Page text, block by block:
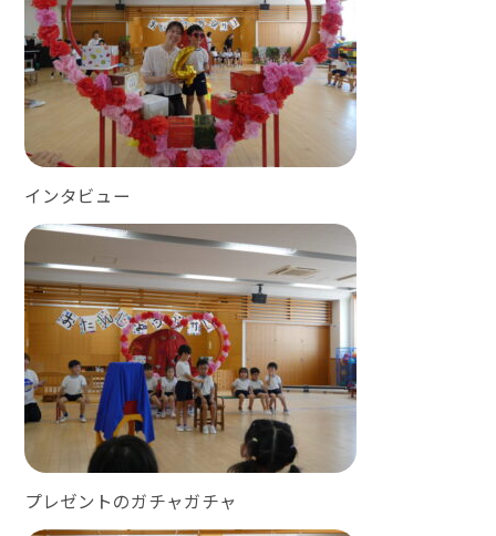
インタビュー
プレゼントのガチャガチャ